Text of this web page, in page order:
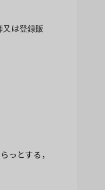
は登録販
っとする，